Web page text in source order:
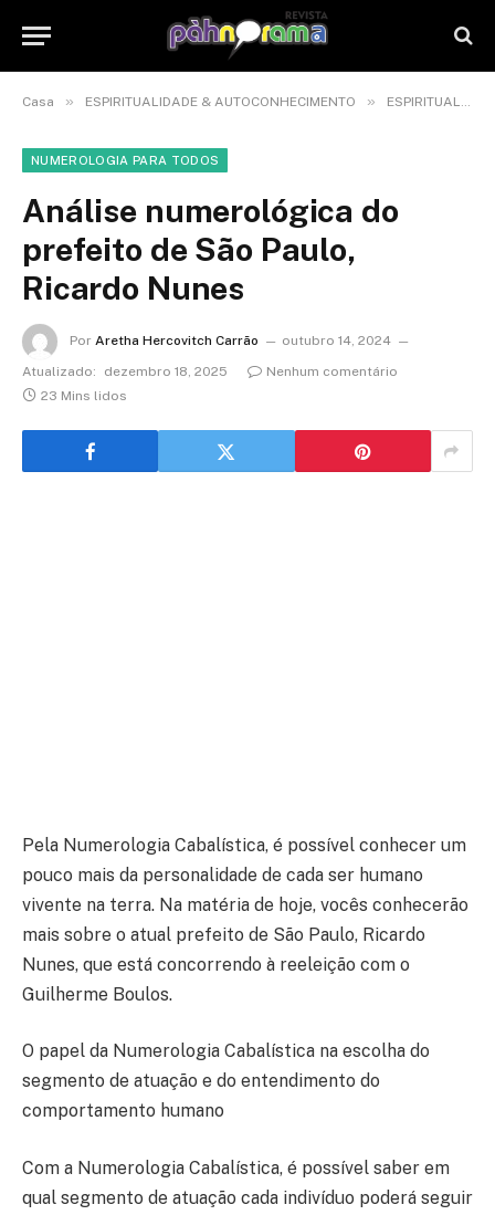
Casa » ESPIRITUALIDADE & AUTOCONHECIMENTO » ESPIRITUALIDADE
NUMEROLOGIA PARA TODOS
Análise numerológica do
prefeito de São Paulo,
Ricardo Nunes
Por Aretha Hercovitch Carrão
outubro 14, 2024
Atualizado:
dezembro 18, 2025
Nenhum comentário
23 Mins lidos
Pela Numerologia Cabalística, é possível conhecer um
pouco mais da personalidade de cada ser humano
vivente na terra. Na matéria de hoje, vocês conhecerão
mais sobre o atual prefeito de São Paulo, Ricardo
Nunes, que está concorrendo à reeleição com o
Guilherme Boulos.
O papel da Numerologia Cabalística na escolha do
segmento de atuação e do entendimento do
comportamento humano
Com a Numerologia Cabalística, é possível saber em
qual segmento de atuação cada indivíduo poderá seguir